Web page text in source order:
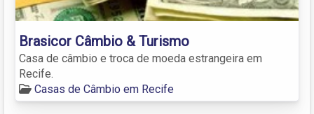
Brasicor Câmbio & Turismo
Casa de câmbio e troca de moeda estrangeira em
Recife.
Casas de Câmbio em Recife